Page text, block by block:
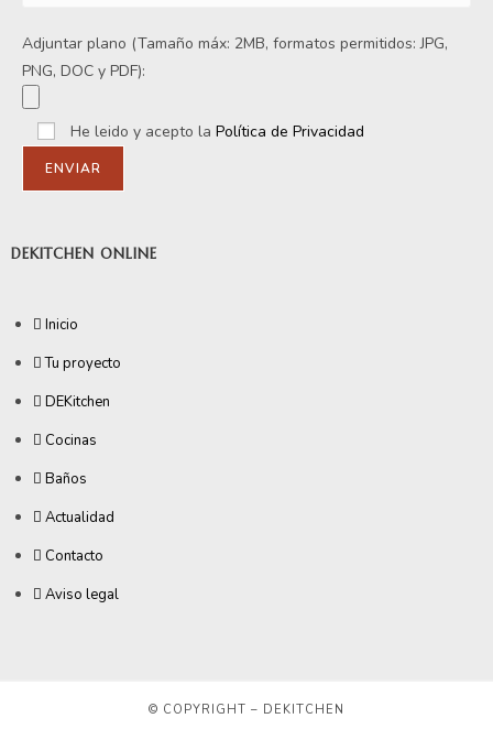
Adjuntar plano (Tamaño máx: 2MB, formatos permitidos: JPG,
PNG, DOC y PDF):
He leido y acepto la Política de Privacidad
DEKITCHEN ONLINE
Inicio
Tu proyecto
DEKitchen
Cocinas
Baños
Actualidad
Contacto
Aviso legal
© COPYRIGHT – DEKITCHEN